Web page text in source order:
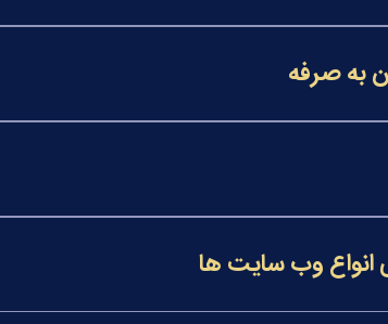
به صرفه
انواع وب سایت ها